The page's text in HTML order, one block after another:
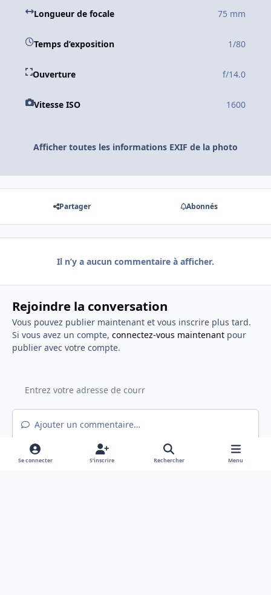
Longueur de focale 75 mm
Temps d’exposition 1/80
Ouverture f/14.0
Vitesse ISO 1600
Afficher toutes les informations EXIF de la photo
Partager Abonnés
Il n’y a aucun commentaire à afficher.
Rejoindre la conversation
Vous pouvez publier maintenant et vous inscrire plus tard.
Si vous avez un compte, connectez-vous maintenantpour
publier avec votre compte.
Ajouter un commentaire…
Se connecter S’inscrire Rechercher Menu